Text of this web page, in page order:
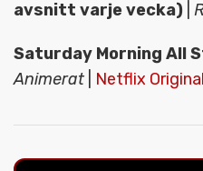
avsnitt varje vecka)
Saturday Morning All
Animerat
Netflix Original